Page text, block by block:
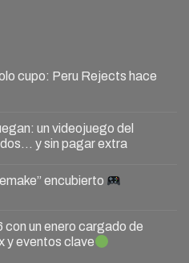
cupo: Peru Rejects hace
un videojuego del
y sin pagar extra
encubierto
con un enero cargado de
y eventos clave